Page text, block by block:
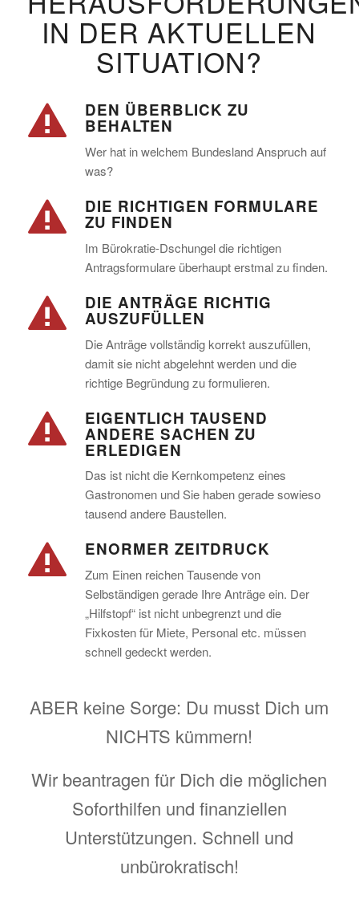
IN DER AKTUELLEN
SITUATION?
DEN ÜBERBLICK ZU
BEHALTEN
Wer hat in welchem Bundesland Anspruch auf
was?
DIE RICHTIGEN FORMULARE
ZU FINDEN
Im Bürokratie-Dschungel die richtigen
Antragsformulare überhaupt erstmal zu finden.
DIE ANTRÄGE RICHTIG
AUSZUFÜLLEN
Die Anträge vollständig korrekt auszufüllen,
damit sie nicht abgelehnt werden und die
richtige Begründung zu formulieren.
EIGENTLICH TAUSEND
ANDERE SACHEN ZU
ERLEDIGEN
Das ist nicht die Kernkompetenz eines
Gastronomen und Sie haben gerade sowieso
tausend andere Baustellen.
ENORMER ZEITDRUCK
Zum Einen reichen Tausende von
Selbständigen gerade Ihre Anträge ein. Der
„Hilfstopf“ ist nicht unbegrenzt und die
Fixkosten für Miete, Personal etc. müssen
schnell gedeckt werden.
ABER keine Sorge: Du musst Dich um
NICHTS kümmern!
Wir beantragen für Dich die möglichen
Soforthilfen und finanziellen
Unterstützungen. Schnell und
unbürokratisch!